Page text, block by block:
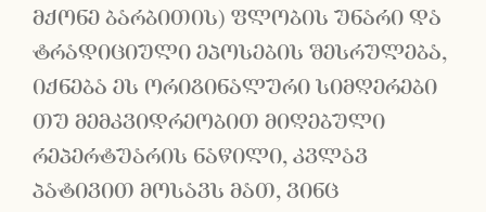
მქონე ბარბითის) ფლობის უნარი და
ტრადიციული ეპოსების შესრულება,
იქნება ეს ორიგინალური სიმღერები
თუ მემკვიდრეობით მიღებული
რეპერტუარის ნაწილი, კვლავ
პატივით მოსავს მათ, ვინც